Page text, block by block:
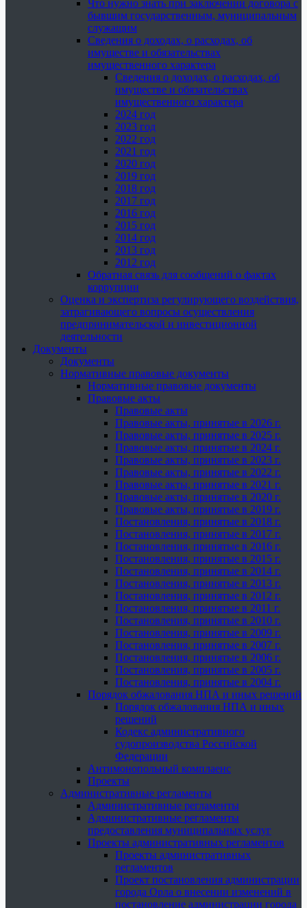
Что нужно знать при заключении договора с
бывшим государственным, муниципальным
служащим
Сведения о доходах, о расходах, об
имуществе и обязательствах
имущественного характера
Сведения о доходах, о расходах, об
имуществе и обязательствах
имущественного характера
2024 год
2023 год
2022 год
2021 год
2020 год
2019 год
2018 год
2017 год
2016 год
2015 год
2014 год
2013 год
2012 год
Обратная связь для сообщений о фактах
коррупции
Оценка и экспертиза регулирующего воздействия,
затрагивающего вопросы осуществления
предпринимательской и инвестиционной
деятельности
Документы
Документы
Нормативные правовые документы
Нормативные правовые документы
Правовые акты
Правовые акты
Правовые акты, принятые в 2026 г.
Правовые акты, принятые в 2025 г.
Правовые акты, принятые в 2024 г.
Правовые акты, принятые в 2023 г.
Правовые акты, принятые в 2022 г.
Правовые акты, принятые в 2021 г.
Правовые акты, принятые в 2020 г.
Правовые акты, принятые в 2019 г.
Постановления, принятые в 2018 г.
Постановления, принятые в 2017 г.
Постановления, принятые в 2016 г.
Постановления, принятые в 2015 г.
Постановления, принятые в 2014 г.
Постановления, принятые в 2013 г.
Постановления, принятые в 2012 г.
Постановления, принятые в 2011 г.
Постановления, принятые в 2010 г.
Постановления, принятые в 2009 г.
Постановления, принятые в 2007 г.
Постановления, принятые в 2006 г.
Постановления, принятые в 2005 г.
Постановления, принятые в 2004 г.
Порядок обжалования НПА и иных решений
Порядок обжалования НПА и иных
решений
Кодекс административного
судопроизводства Российской
Федерации
Антимонопольный комплаенс
Проекты
Административные регламенты
Административные регламенты
Административные регламенты
предоставления муниципальных услуг
Проекты административных регламентов
Проекты административных
регламентов
Проект постановления администрации
города Орла о внесении изменений в
постановление администрации города